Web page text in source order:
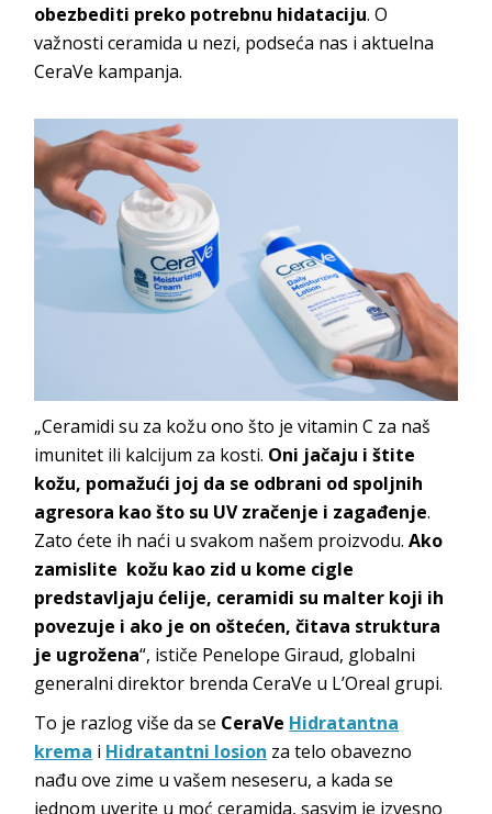
obezbediti preko potrebnu hidataciju. O
važnosti ceramida u nezi, podseća nas i aktuelna
CeraVe kampanja.
„Ceramidi su za kožu ono što je vitamin C za naš
imunitet ili kalcijum za kosti. Oni jačaju i štite
kožu, pomažući joj da se odbrani od spoljnih
agresora kao što su UV zračenje i zagađenje.
Zato ćete ih naći u svakom našem proizvodu.Ako
zamislite kožu kao zid u kome cigle
predstavljaju ćelije, ceramidi su malter koji ih
povezuje i ako je on oštećen, čitava struktura
je ugrožena“, ističe Penelope Giraud, globalni
generalni direktor brenda CeraVe u L’Oreal grupi.
To je razlog više da se CeraVe Hidratantna
krema i Hidratantni losion za telo obavezno
nađu ove zime u vašem neseseru, a kada se
jednom uverite u moć ceramida, sasvim je izvesno